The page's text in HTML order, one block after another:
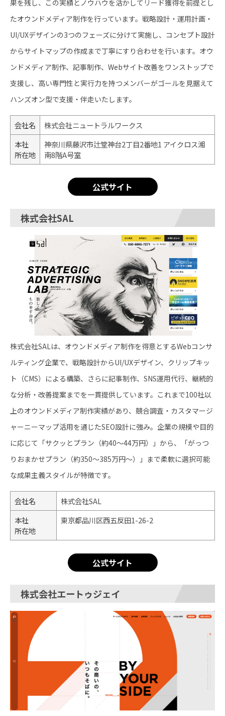
果を残し、この実績とノウハウを活かしてリード獲得を前提とし
たオウンドメディア制作を行っています。戦略設計・運用計画・
UI/UXデザインの3つのフェーズに分けて実施し、コンセプト設計
からサイトマップの作成まで丁寧にすり合わせを行います。オウ
ンドメディア制作、記事制作、Webサイト改善をワンストップで
支援し、高い専門性と実行力を持つメンバーがゴールを見据えて
ハンズオン型で支援・伴走いたします。
会社名
株式会社ニュートラルワークス
本社
所在地
神奈川県藤沢市辻堂神台2丁目2番地1 アイクロス湘
南8階A号室
公式サイト
株式会社SAL
株式会社SALは、オウンドメディア制作を得意とするWebコンサ
ルティング企業で、戦略設計からUI/UXデザイン、クリップキッ
ト（CMS）による構築、さらに記事制作、SNS運用代行、継続的
な分析・改善提案までを一貫提供しています。これまで100社以
上のオウンドメディア制作実績があり、競合調査・カスタマージ
ャーニーマップ活用を通じたSEO設計に強み。企業の規模や目的
に応じて「サクッとプラン（約40～44万円）」から、「がっつ
りおまかせプラン（約350～385万円～）」まで柔軟に選択可能
な成果主義スタイルが特徴です。
会社名
株式会社SAL
本社
所在地
東京都品川区西五反田1-26-2​
公式サイト
株式会社エートゥジェイ